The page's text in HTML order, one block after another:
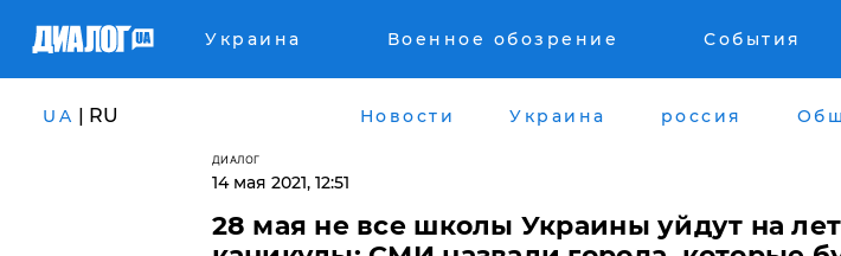
Украина Военное обозрение События
UA | RU Новости Украина россия
ДИАЛОГ
14 мая 2021, 12:51
​28 мая не все школы Украины уйдут на